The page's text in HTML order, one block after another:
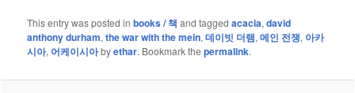
This entry was posted inbooks / 책 and taggedacacia,david
anthony durham,the war with the mein,데이빗 더램,메인 전쟁, 아카
시아, 어케이시아byethar. Bookmark thepermalink.